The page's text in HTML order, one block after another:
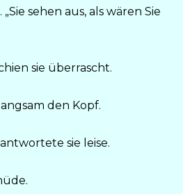
sehen aus, als wären Sie
sie überrascht.
den Kopf.
sie leise.